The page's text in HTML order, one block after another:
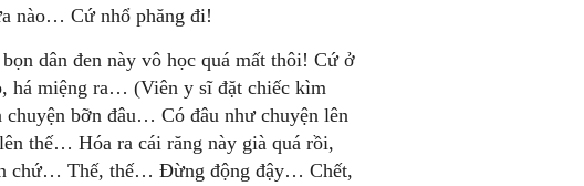
nào… Cứ nhổ phăng đi!
dân đen này vô học quá mất thôi! Cứ ở
há miệng ra… (Viên y sĩ đặt chiếc kìm
bỡn đâu… Có đâu như chuyện lên
thế… Hóa ra cái răng này già quá rồi,
chứ… Thế, thế… Đừng động đậy… Chết,